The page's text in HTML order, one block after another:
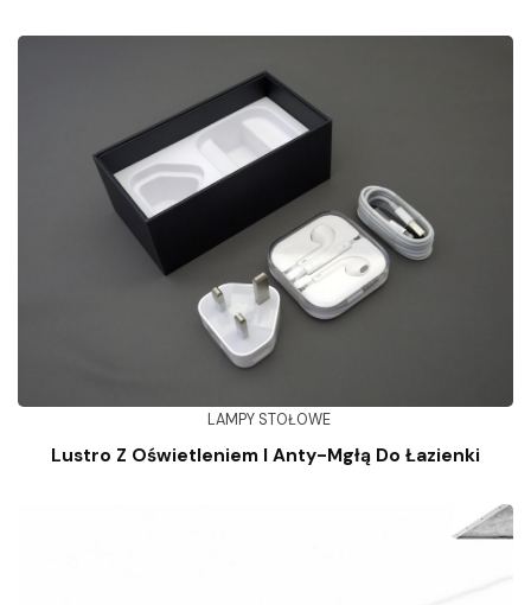
LAMPY STOŁOWE
Lustro Z Oświetleniem I Anty-Mgłą Do Łazienki